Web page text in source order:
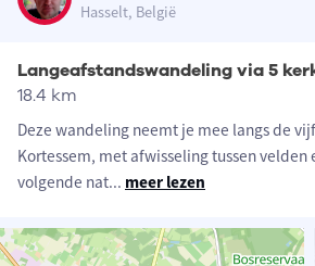
Hasselt, België
18.4 km
Deze wandeling neemt je mee langs de
Kortessem, met afwisseling tussen velden
volgende nat... meer lezen